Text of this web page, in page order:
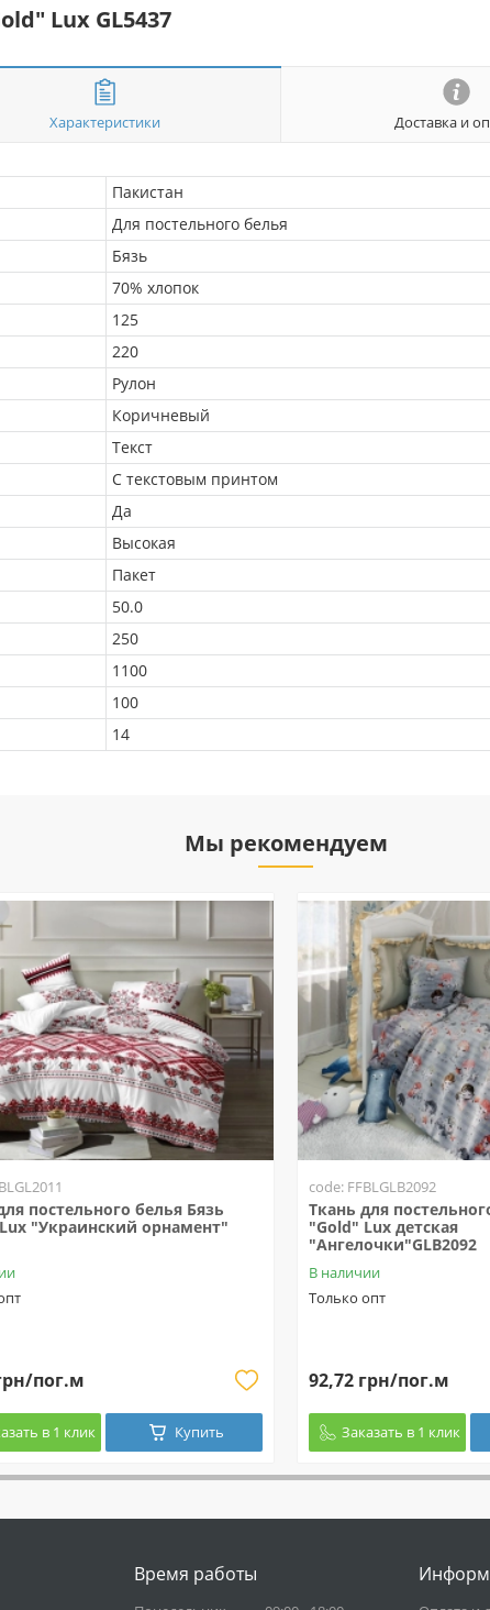
Lux GL5437
Характеристики Доставка и
Пакистан
Для постельного белья
Бязь
70% хлопок
125
220
Рулон
Коричневый
Текст
С текстовым принтом
Да
Высокая
Пакет
50.0
250
1100
100
14
Мы рекомендуем
постельного белья Бязь
"Украинский орнамент"
пог.м
в 1 клик Купить
code: FFBLGLB2092
Ткань для
"Gold" Lux детская
"Ангелочки"GLB2092
В наличии
Только опт
92,72 грн/пог.м
Заказать в 1 клик
Время работы